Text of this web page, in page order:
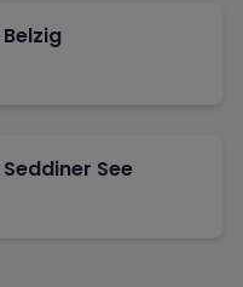
Belzig
Seddiner See